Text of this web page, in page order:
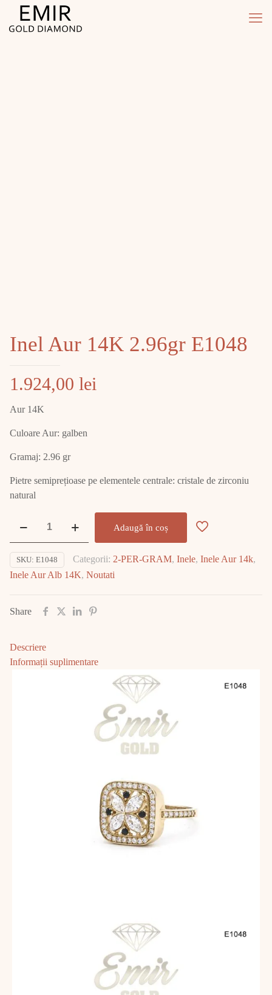
Inel Aur 14K 2.96gr E1048
1.924,00 lei
Aur 14K
Culoare Aur: galben
Gramaj: 2.96 gr
Pietre semiprețioase pe elementele centrale: cristale de zirconiu
natural
14K
2.96gr
Adaugă în coș
SKU: E1048 Categorii: 2-PER-GRAM, Inele, Inele Aur 14k,
Inele Aur Alb 14K, Noutati
Share
Descriere
Informații suplimentare